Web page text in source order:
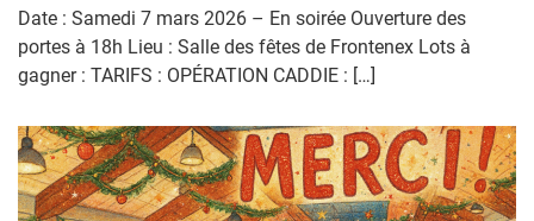
Date : Samedi 7 mars 2026 – En soirée Ouverture des
portes à 18h Lieu : Salle des fêtes de Frontenex Lots à
gagner : TARIFS : OPÉRATION CADDIE : […]